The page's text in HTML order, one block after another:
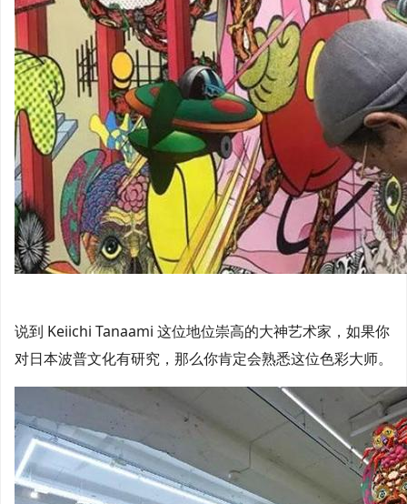
说到 Keiichi Tanaami 这位地位崇高的大神艺术家，如果你
对日本波普文化有研究，那么你肯定会熟悉这位色彩大师。